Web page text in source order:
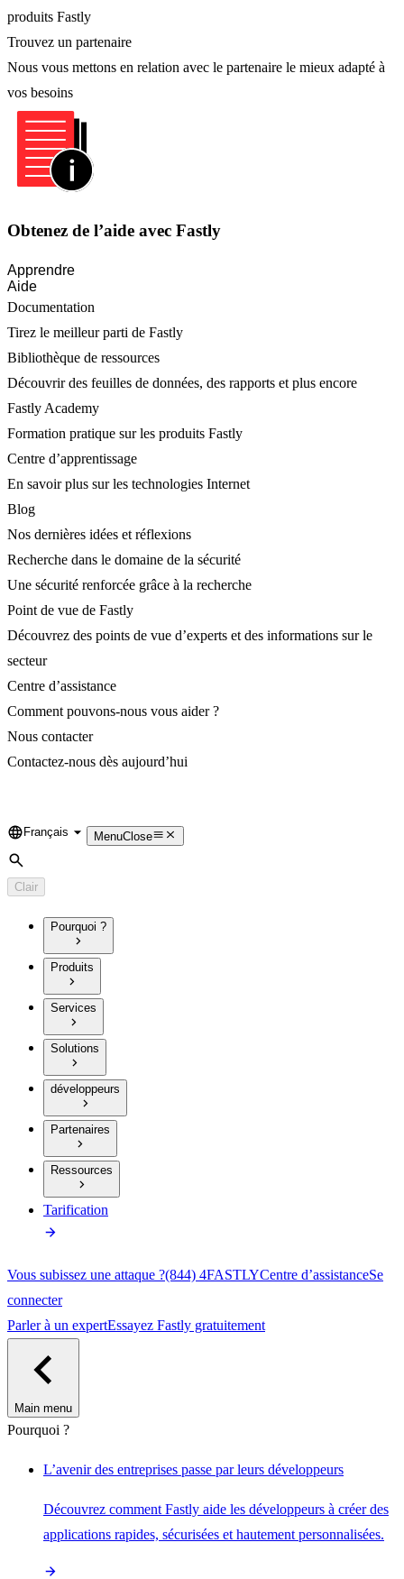
produits Fastly
Trouvez un partenaire
Nous vous mettons en relation avec le partenaire le mieux adapté à
vos besoins
Obtenez de l’aide avec Fastly
Apprendre
Aide
Documentation
Tirez le meilleur parti de Fastly
Bibliothèque de ressources
Découvrir des feuilles de données, des rapports et plus encore
Fastly Academy
Formation pratique sur les produits Fastly
Centre d’apprentissage
En savoir plus sur les technologies Internet
Blog
Nos dernières idées et réflexions
Recherche dans le domaine de la sécurité
Une sécurité renforcée grâce à la recherche
Point de vue de Fastly
Découvrez des points de vue d’experts et des informations sur le
secteur
Centre d’assistance
Comment pouvons-nous vous aider ?
Nous contacter
Contactez-nous dès aujourd’hui
Language
Français MenuClose
Rechercher
Clair
Pourquoi ?
Produits
Services
Solutions
développeurs
Partenaires
Ressources
Tarification
Vous subissez une attaque ?(844) 4FASTLYCentre d’assistanceSe
connecter
Parler à un expertEssayez Fastly gratuitement
Main menu
Pourquoi ?
L’avenir des entreprises passe par leurs développeurs
Découvrez comment Fastly aide les développeurs à créer des
applications rapides, sécurisées et hautement personnalisées.